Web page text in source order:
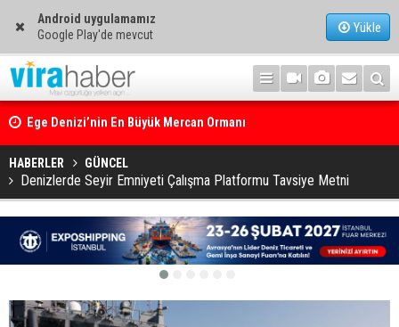
Android uygulamamız
Google Play'de mevcut
Yükle
Ege Denizi’nin En Büyük Mercan Ormanı
HABERLER GÜNCEL
Denizlerde Seyir Emniyeti Çalışma Platformu Tavsiye Metni